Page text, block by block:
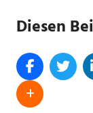
Diesen